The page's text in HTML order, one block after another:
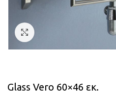
Κάντε κλικ για μεγέθυνση
Glass Vero 60×46 εκ.